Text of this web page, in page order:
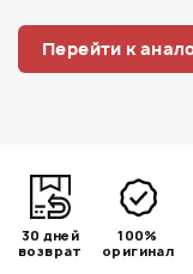
Перейти к
30 дней
возврат
100%
оригинал